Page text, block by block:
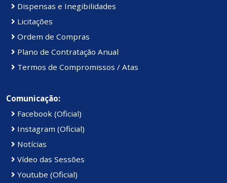
Dispensas e Inegibilidades
Licitações
Ordem de Compras
Plano de Contratação Anual
Termos de Compromissos / Atas
Comunicação:
Facebook (Oficial)
Instagram (Oficial)
Notícias
Vídeo das Sessões
Youtube (Oficial)